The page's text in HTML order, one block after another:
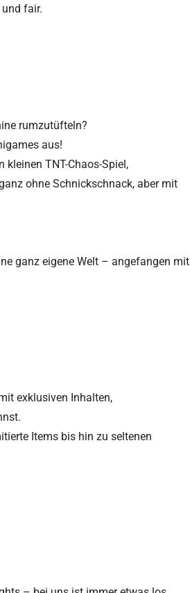
fair.
rumzutüfteln?
aus!
TNT-Chaos-Spiel,
ohne Schnickschnack, aber mit
ganz eigene Welt – angefangen mit
exklusiven Inhalten,
Items bis hin zu seltenen